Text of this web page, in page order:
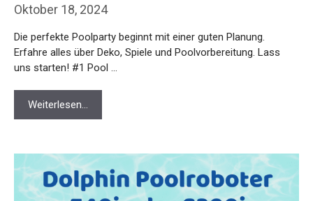
Oktober 18, 2024
Die perfekte Poolparty beginnt mit einer guten Planung.
Erfahre alles über Deko, Spiele und Poolvorbereitung. Lass
uns starten! #1 Pool …
Weiterlesen…